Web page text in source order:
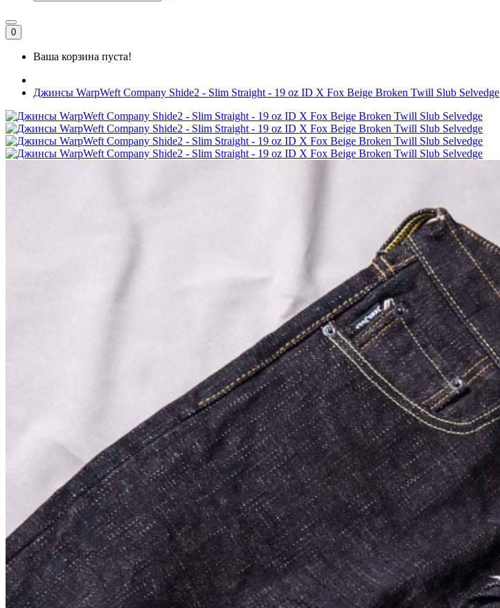
0
Ваша корзина пуста!
Джинсы WarpWeft Company Shide2 - Slim Straight - 19 oz ID X Fox Beige Broken Twill Slub Selvedge